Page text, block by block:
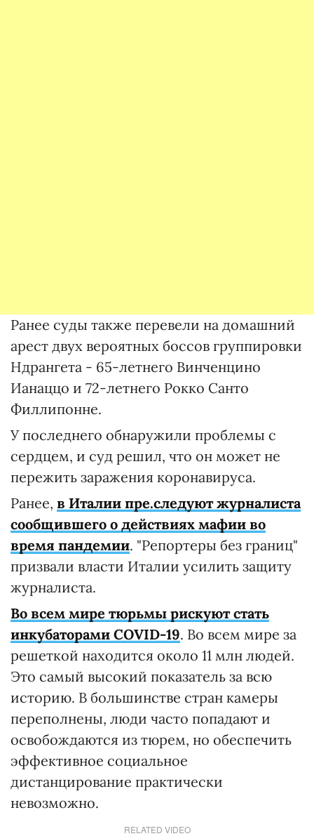
Ранее суды также перевели на домашний
арест двух вероятных боссов группировки
Ндрангета - 65-летнего Винченцино
Ианаццо и 72-летнего Рокко Санто
Филлипонне.
У последнего обнаружили проблемы с
сердцем, и суд решил, что он может не
пережить заражения коронавируса.
Ранее, в Италии пре.следуют журналиста
сообщившего о действиях мафии во
время пандемии. "Репортеры без границ"
призвали власти Италии усилить защиту
журналиста.
Во всем мире тюрьмы рискуют стать
инкубаторами COVID-19. Во всем мире за
решеткой находится около 11 млн людей.
Это самый высокий показатель за всю
историю. В большинстве стран камеры
переполнены, люди часто попадают и
освобождаются из тюрем, но обеспечить
эффективное социальное
дистанцирование практически
невозможно.
RELATED VIDEO